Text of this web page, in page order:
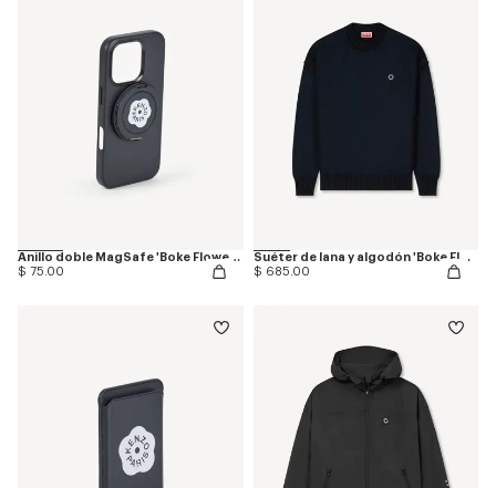
Anillo doble MagSafe 'Boke Flower 2.0'
$ 75.00
Suéter de lana y algodón 'Boke Flower 2.0'
$ 685.00